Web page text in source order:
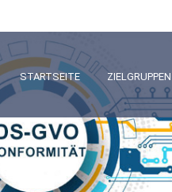
STARTSEITE ZIELGRUPPEN